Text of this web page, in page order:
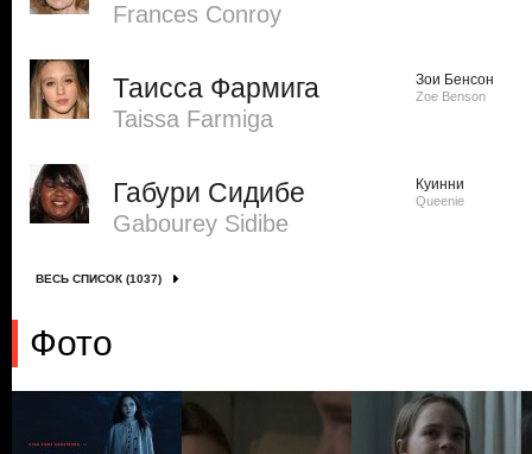
Frances Conroy
Таисса Фармига
Taissa Farmiga
Зои Бенсон
Zoe Benson
Габури Сидибе
Gabourey Sidibe
Куинни
Queenie
ВЕСЬ СПИСОК (1037)
Фото